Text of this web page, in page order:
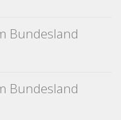
Bundesland
Bundesland